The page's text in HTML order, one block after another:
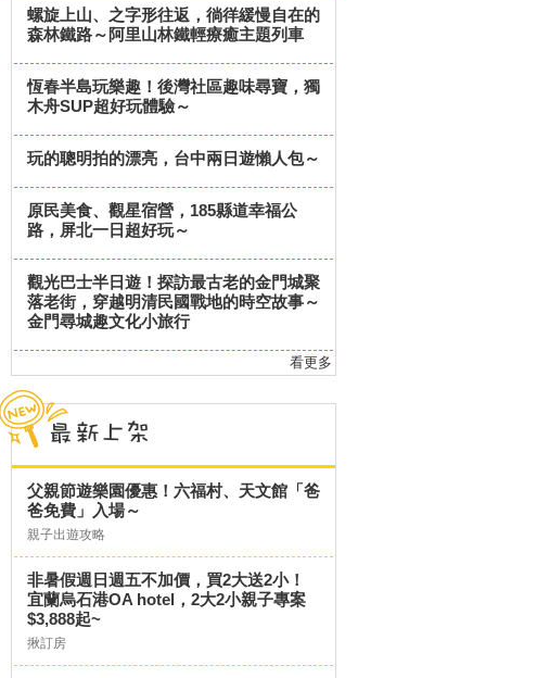
螺旋上山、之字形往返，徜徉緩慢自在的
森林鐵路～阿里山林鐵輕療癒主題列車
恆春半島玩樂趣！後灣社區趣味尋寶，獨
木舟SUP超好玩體驗～
玩的聰明拍的漂亮，台中兩日遊懶人包～
原民美食、觀星宿營，185縣道幸福公
路，屏北一日超好玩～
觀光巴士半日遊！探訪最古老的金門城聚
落老街，穿越明清民國戰地的時空故事～
金門尋城趣文化小旅行
看更多
父親節遊樂園優惠！六福村、天文館「爸
爸免費」入場～
親子出遊攻略
非暑假週日週五不加價，買2大送2小！
宜蘭烏石港OA hotel，2大2小親子專案
$3,888起~
揪訂房